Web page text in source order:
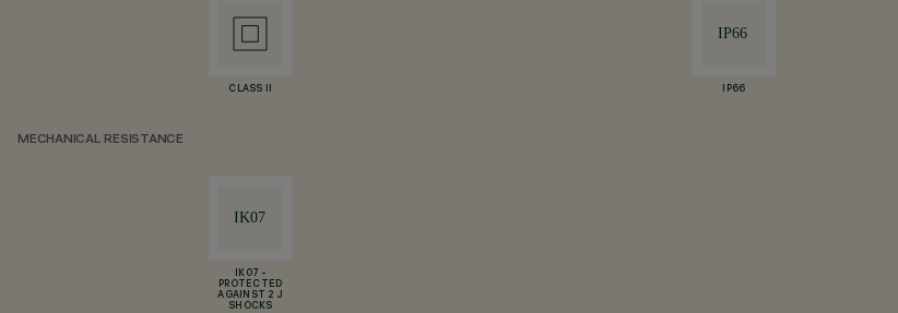
CLASS II IP66
MECHANICAL RESISTANCE
IK07 -
PROTECTED
AGAINST 2 J
SHOCKS